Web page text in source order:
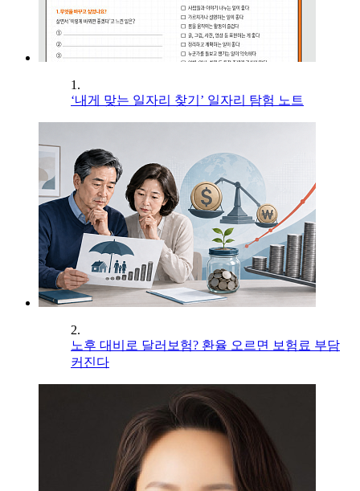
1.
‘내게 맞는 일자리 찾기’ 일자리 탐험 노트
2.
노후 대비로 달러보험? 환율 오르면 보험료 부담
커진다